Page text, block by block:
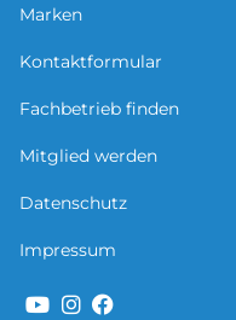
Marken
Kontaktformular
Fachbetrieb finden
Mitglied werden
Datenschutz
Impressum